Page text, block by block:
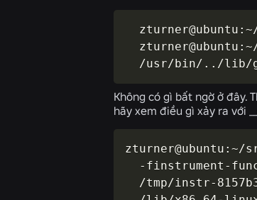
/usr/bin/../
Không có gì bất ngờ ở đây.
hãy xem điều gì xảy ra với
zturner@ubuntu:~/
-finstrument-
/tmp/instr-